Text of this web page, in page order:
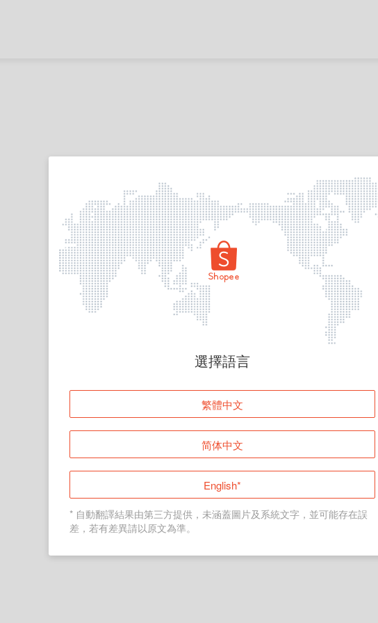
頁面無法顯示
登入
返回首頁
選擇語言
繁體中文
简体中文
English*
* 自動翻譯結果由第三方提供，未涵蓋圖片及系統文字，並可能存在誤
差，若有差異請以原文為準。